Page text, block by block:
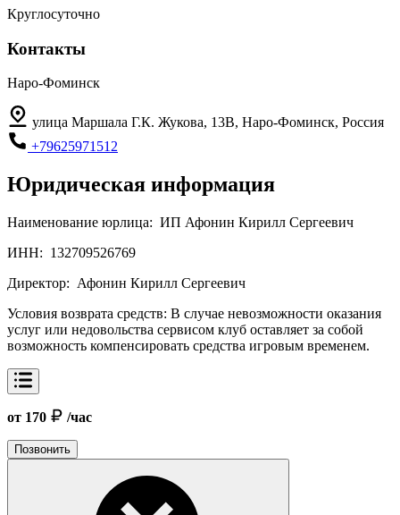
Круглосуточно
Контакты
Наро-Фоминск
улица Маршала Г.К. Жукова, 13В, Наро-Фоминск, Россия
+79625971512
Юридическая информация
Наименование юрлица: ИП Афонин Кирилл Сергеевич
ИНН: 132709526769
Директор: Афонин Кирилл Сергеевич
Условия возврата средств: В случае невозможности оказания
услуг или недовольства сервисом клуб оставляет за собой
возможность компенсировать средства игровым временем.
от 170 /час
Позвонить